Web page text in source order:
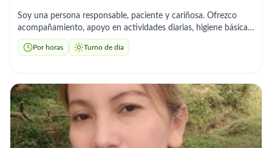
Soy una persona responsable, paciente y cariñosa. Ofrezco
acompañamiento, apoyo en actividades diarias, higiene básica,
comidas y compañía. Trato respetuoso, puntual y de confianza.
Disponible por horas o días.
Por horas Turno de día